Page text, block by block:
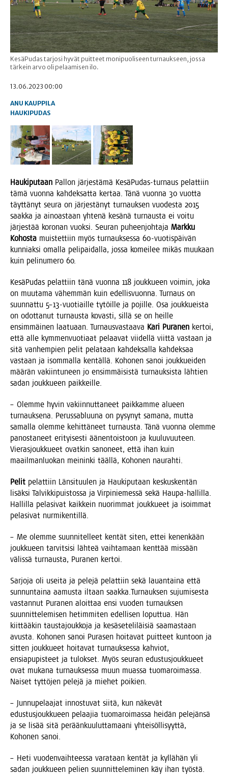
KesäPudas tarjosi hyvät puitteet monipuoliseen turnaukseen, jossa
tärkein arvo oli pelaamisen ilo.
13.06.2023 00:00
ANU KAUPPILA
HAUKIPUDAS
Hau­ki­pu­taan Pal­lon jär­jes­tä­mä Kesä­Pu­das-tur­naus pelat­tiin
tämä vuon­na kah­dek­sat­ta ker­taa. Tänä vuon­na 30 vuot­ta
täyt­tä­nyt seu­ra on jär­jes­tä­nyt tur­nauk­sen vuo­des­ta 2015
saak­ka ja ainoas­taan yhte­nä kesä­nä tur­naus­ta ei voi­tu
jär­jes­tää koro­nan vuok­si. Seu­ran puheen­joh­ta­ja Mark­ku
Kohos­ta muis­tet­tiin myös tur­nauk­ses­sa 60-vuo­tis­päi­vän
kun­niak­si omal­la peli­pai­dal­la, jos­sa komei­lee mikäs muu­kaan
kuin peli­nu­me­ro 60.
Kesä­Pu­das pelat­tiin tänä vuon­na 118 jouk­ku­een voi­min, joka
on muu­ta­ma vähem­män kuin edel­lis­vuon­na. Tur­naus on
suun­nat­tu 5–13-vuotiaille tytöil­le ja pojil­le. Osa jouk­kueis­ta
on odot­ta­nut tur­naus­ta kovas­ti, sil­lä se on heil­le
ensim­mäi­nen laa­tu­aan. Tur­naus­vas­taa­va Kari Pura­nen ker­toi,
että alle kym­men­vuo­ti­aat pelaa­vat vii­del­lä viit­tä vas­taan ja
sitä van­hem­pien pelit pela­taan kah­dek­sal­la kah­dek­saa
vas­taan ja isom­mal­la ken­täl­lä. Koho­nen sanoi jouk­kuei­den
mää­rän vakiin­tu­neen jo ensim­mäi­sis­tä tur­nauk­sis­ta läh­tien
sadan jouk­ku­een paikkeille.
– Olem­me hyvin vakiin­nut­ta­neet paik­kam­me alu­een
tur­nauk­se­na. Perus­sabluu­na on pysy­nyt sama­na, mut­ta
samal­la olem­me kehit­tä­neet tur­naus­ta. Tänä vuon­na olem­me
panos­ta­neet eri­tyi­ses­ti äänen­tois­toon ja kuu­lu­vuu­teen.
Vie­ras­jouk­ku­eet ovat­kin sano­neet, että ihan kuin
maa­il­man­luo­kan mei­nin­ki tääl­lä, Koho­nen naurahti.
Pelit pelat­tiin Län­si­tuu­len ja Hau­ki­pu­taan kes­kus­ken­tän
lisäk­si Tal­vik­ki­puis­tos­sa ja Vir­pi­nie­mes­sä sekä Hau­pa-hal­lil­la.
Hal­lil­la pela­si­vat kaik­kein nuo­rim­mat jouk­ku­eet ja isoim­mat
pela­si­vat nurmikentillä.
– Me olem­me suun­ni­tel­leet ken­tät siten, ettei kenen­kään
jouk­ku­een tar­vit­si­si läh­teä vaih­ta­maan kent­tää mis­sään
välis­sä tur­naus­ta, Pura­nen kertoi.
Sar­jo­ja oli usei­ta ja pele­jä pelat­tiin sekä lau­an­tai­na että
sun­nun­tai­na aamus­ta iltaan saakka.Turnauksen suju­mi­ses­ta
vas­tan­nut Pura­nen aloit­taa ensi vuo­den tur­nauk­sen
suun­nit­te­le­mi­sen hetim­mi­ten edel­li­sen loput­tua. Hän
kiit­tää­kin taus­ta­jouk­ko­ja ja kesä­se­te­li­läi­siä saa­mas­taan
avus­ta. Koho­nen sanoi Pura­sen hoi­ta­vat puit­teet kun­toon ja
sit­ten jouk­ku­eet hoi­ta­vat tur­nauk­ses­sa kah­viot,
ensia­pu­pis­teet ja tulok­set. Myös seu­ran edus­tus­jouk­ku­eet
ovat muka­na tur­nauk­ses­sa muun muas­sa tuo­ma­roi­mas­sa.
Nai­set tyt­tö­jen pele­jä ja mie­het poikien.
– Jun­nu­pe­laa­jat innos­tu­vat sii­tä, kun näke­vät
edus­tus­jouk­ku­een pelaa­jia tuo­ma­roi­mas­sa hei­dän pele­jän­sä
ja se lisää sitä perään­kuu­lut­ta­maa­ni yhtei­söl­li­syyt­tä,
Koho­nen sanoi.
– Heti vuo­den­vaih­tees­sa vara­taan ken­tät ja kyl­lä­hän yli
sadan jouk­ku­een pelien suun­nit­te­le­mi­nen käy ihan työs­tä.